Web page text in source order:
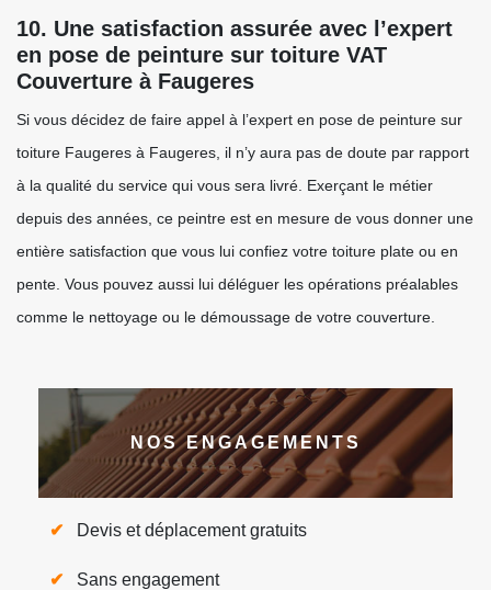
10. Une satisfaction assurée avec l’expert
en pose de peinture sur toiture VAT
Couverture à Faugeres
Si vous décidez de faire appel à l’expert en pose de peinture sur
toiture Faugeres à Faugeres, il n’y aura pas de doute par rapport
à la qualité du service qui vous sera livré. Exerçant le métier
depuis des années, ce peintre est en mesure de vous donner une
entière satisfaction que vous lui confiez votre toiture plate ou en
pente. Vous pouvez aussi lui déléguer les opérations préalables
comme le nettoyage ou le démoussage de votre couverture.
NOS ENGAGEMENTS
Devis et déplacement gratuits
Sans engagement